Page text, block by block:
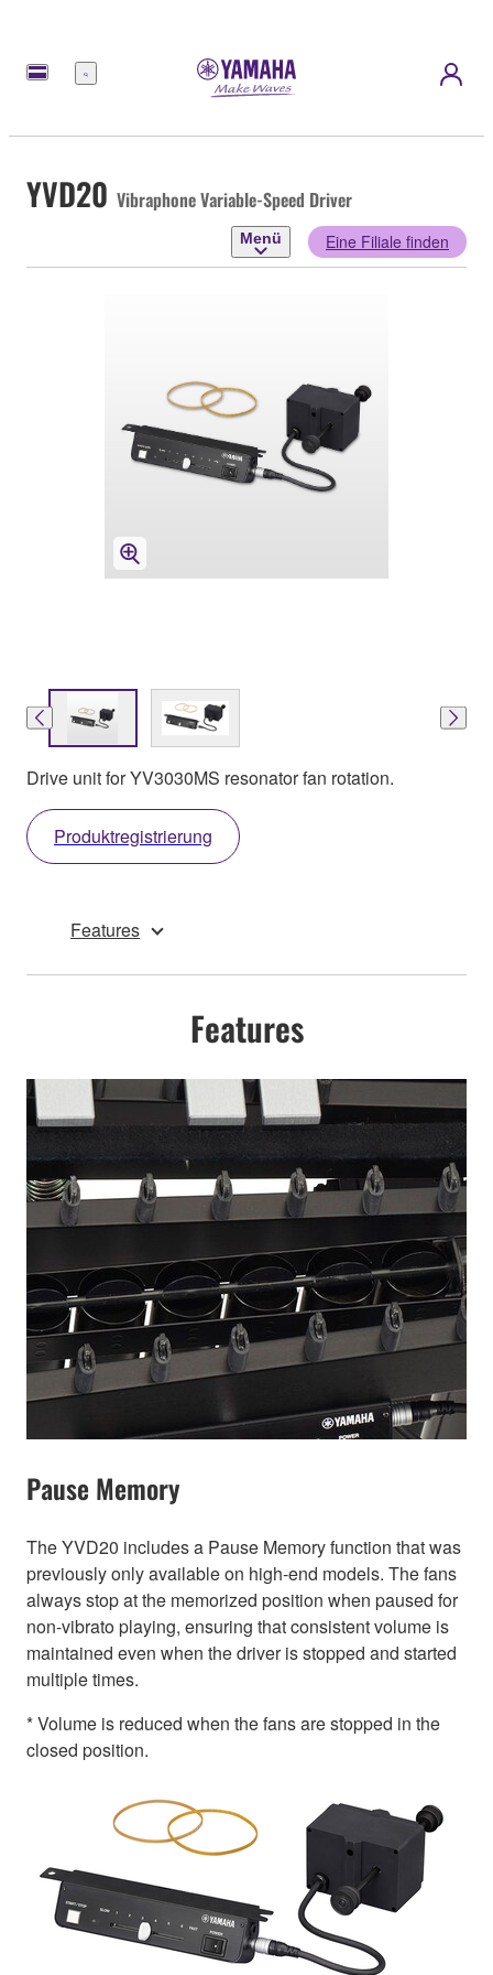
Menü
YVD20 Vibraphone Variable-Speed Driver
Menü Eine Filiale finden
Drive unit for YV3030MS resonator fan rotation.
Produktregistrierung
Features
Features
Pause Memory
The YVD20 includes a Pause Memory function that was
previously only available on high-end models. The fans
always stop at the memorized position when paused for
non-vibrato playing, ensuring that consistent volume is
maintained even when the driver is stopped and started
multiple times.
* Volume is reduced when the fans are stopped in the
closed position.